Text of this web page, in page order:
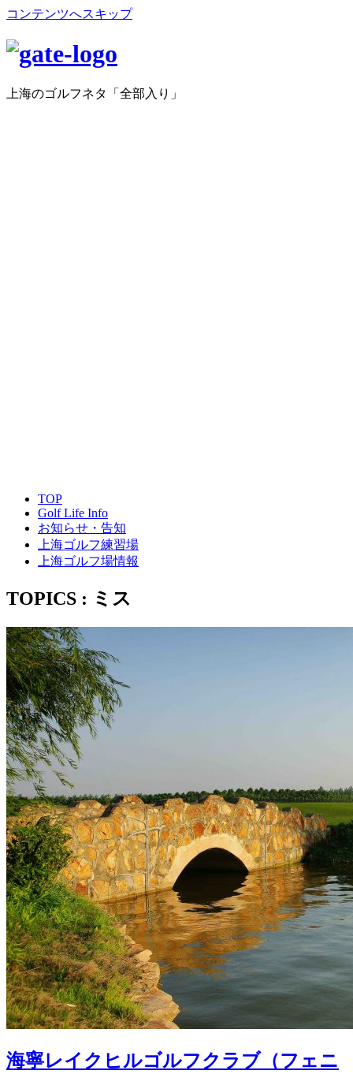
コンテンツへスキップ
上海のゴルフネタ「全部入り」
TOP
Golf Life Info
お知らせ・告知
上海ゴルフ練習場
上海ゴルフ場情報
TOPICS : ミス
海寧レイクヒルゴルフクラブ（フェニ